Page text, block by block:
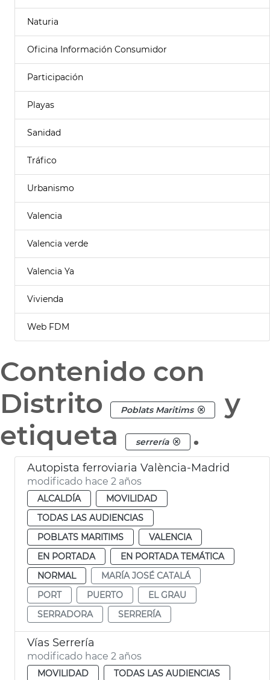
Naturia
Oficina Información Consumidor
Participación
Playas
Sanidad
Tráfico
Urbanismo
Valencia
Valencia verde
Valencia Ya
Vivienda
Web FDM
Contenido con
Distrito
Poblats Maritims
y
etiqueta
serrería .
Autopista ferroviaria València-Madrid
modificado hace 2 años
ALCALDÍA
MOVILIDAD
TODAS LAS AUDIENCIAS
POBLATS MARITIMS
VALENCIA
EN PORTADA
EN PORTADA TEMÁTICA
NORMAL
MARÍA JOSÉ CATALÁ
PORT
PUERTO
EL GRAU
SERRADORA
SERRERÍA
Vías Serrería
modificado hace 2 años
MOVILIDAD
TODAS LAS AUDIENCIAS